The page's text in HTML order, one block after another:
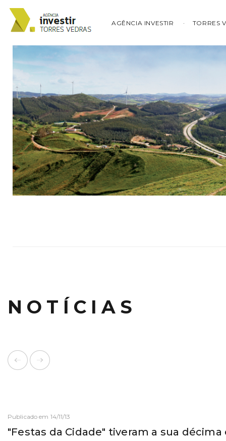
AGÊNCIA INVESTIR TORRES
NOTÍCIAS
Publicado em 14/11/13
"Festas da Cidade" tiveram a sua décima